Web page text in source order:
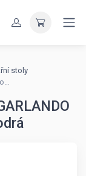
stoly